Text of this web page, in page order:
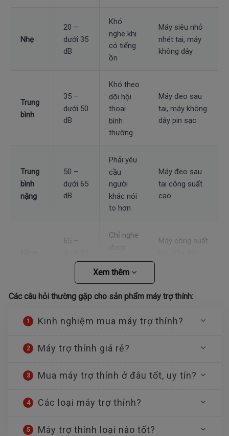
Nhẹ
20 –
dưới 35
dB
Khó
nghe khi
có tiếng
ồn
Máy siêu nhỏ
nhét tai, máy
không dây
Trung
bình
35 –
dưới 50
dB
Khó theo
dõi hội
thoại
bình
thường
Máy đeo sau
tai, máy không
dây pin sạc
Trung
bình
nặng
50 –
dưới 65
dB
Phải yêu
cầu
người
khác nói
to hơn
Máy đeo sau
tai công suất
cao
65 –
Chỉ nghe
tiếng nói
rất to
Máy công suất
Sâu
dưới 95
dB
Gần như
nghe
được lời
nói
chuyên khoa
hoàn
toàn
dB trở
lên
Không
được âm
Máy trợ thính
thường không
chuyên khoa
Xem thêm
Các câu hỏi thường gặp cho sản phẩm máy trợ thính:
1 Kinh nghiệm mua máy trợ thính?
2 Máy trợ thính giá rẻ?
3 Mua máy trợ thính ở đâu tốt, uy tín?
4 Các loại máy trợ thính?
5 Máy trợ thính loại nào tốt?